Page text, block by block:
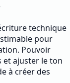
technique
pour
Pouvoir
et ajuster le ton
à créer des